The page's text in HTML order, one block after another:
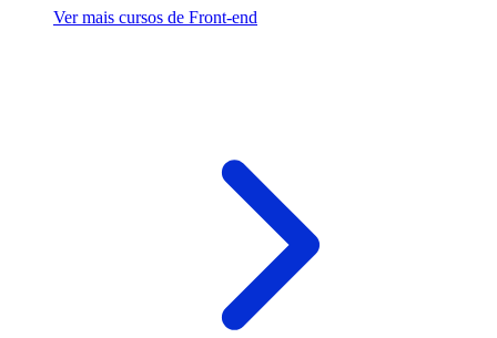
Ver mais cursos de Front-end